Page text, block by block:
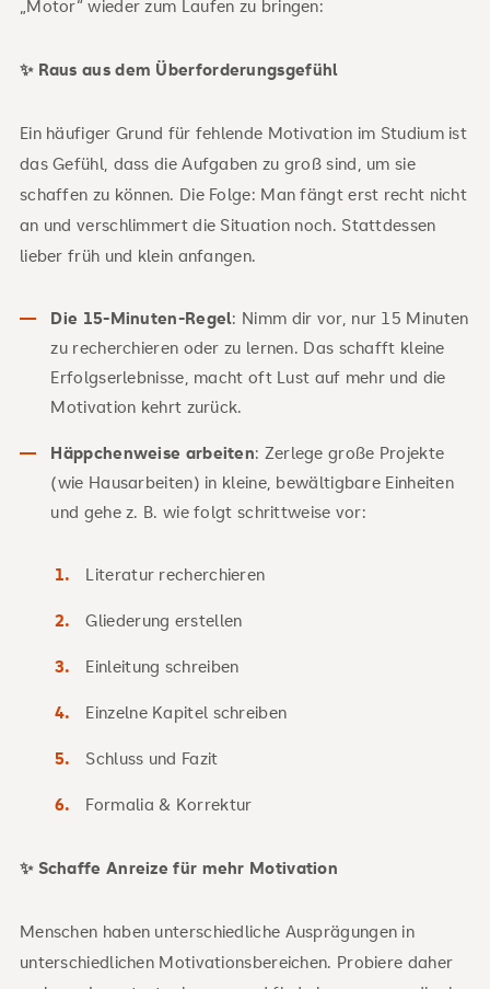
„Motor“ wieder zum Laufen zu bringen:
✨ Raus aus dem Überforderungsgefühl
Ein häufiger Grund für fehlende Motivation im Studium ist
das Gefühl, dass die Aufgaben zu groß sind, um sie
schaffen zu können. Die Folge: Man fängt erst recht nicht
an und verschlimmert die Situation noch. Stattdessen
lieber früh und klein anfangen.
Die 15-Minuten-Regel: Nimm dir vor, nur 15 Minuten
zu recherchieren oder zu lernen. Das schafft kleine
Erfolgserlebnisse, macht oft Lust auf mehr und die
Motivation kehrt zurück.
Häppchenweise arbeiten: Zerlege große Projekte
(wie Hausarbeiten) in kleine, bewältigbare Einheiten
und gehe z. B. wie folgt schrittweise vor:
Literatur recherchieren
Gliederung erstellen
Einleitung schreiben
Einzelne Kapitel schreiben
Schluss und Fazit
Formalia & Korrektur
✨ Schaffe Anreize für mehr Motivation
Menschen haben unterschiedliche Ausprägungen in
unterschiedlichen Motivationsbereichen. Probiere daher